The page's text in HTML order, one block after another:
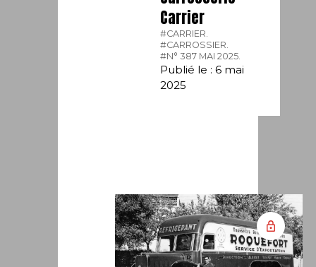
Carrier
#CARRIER.
#CARROSSIER.
#N° 387 MAI 2025.
Publié le : 6 mai
2025